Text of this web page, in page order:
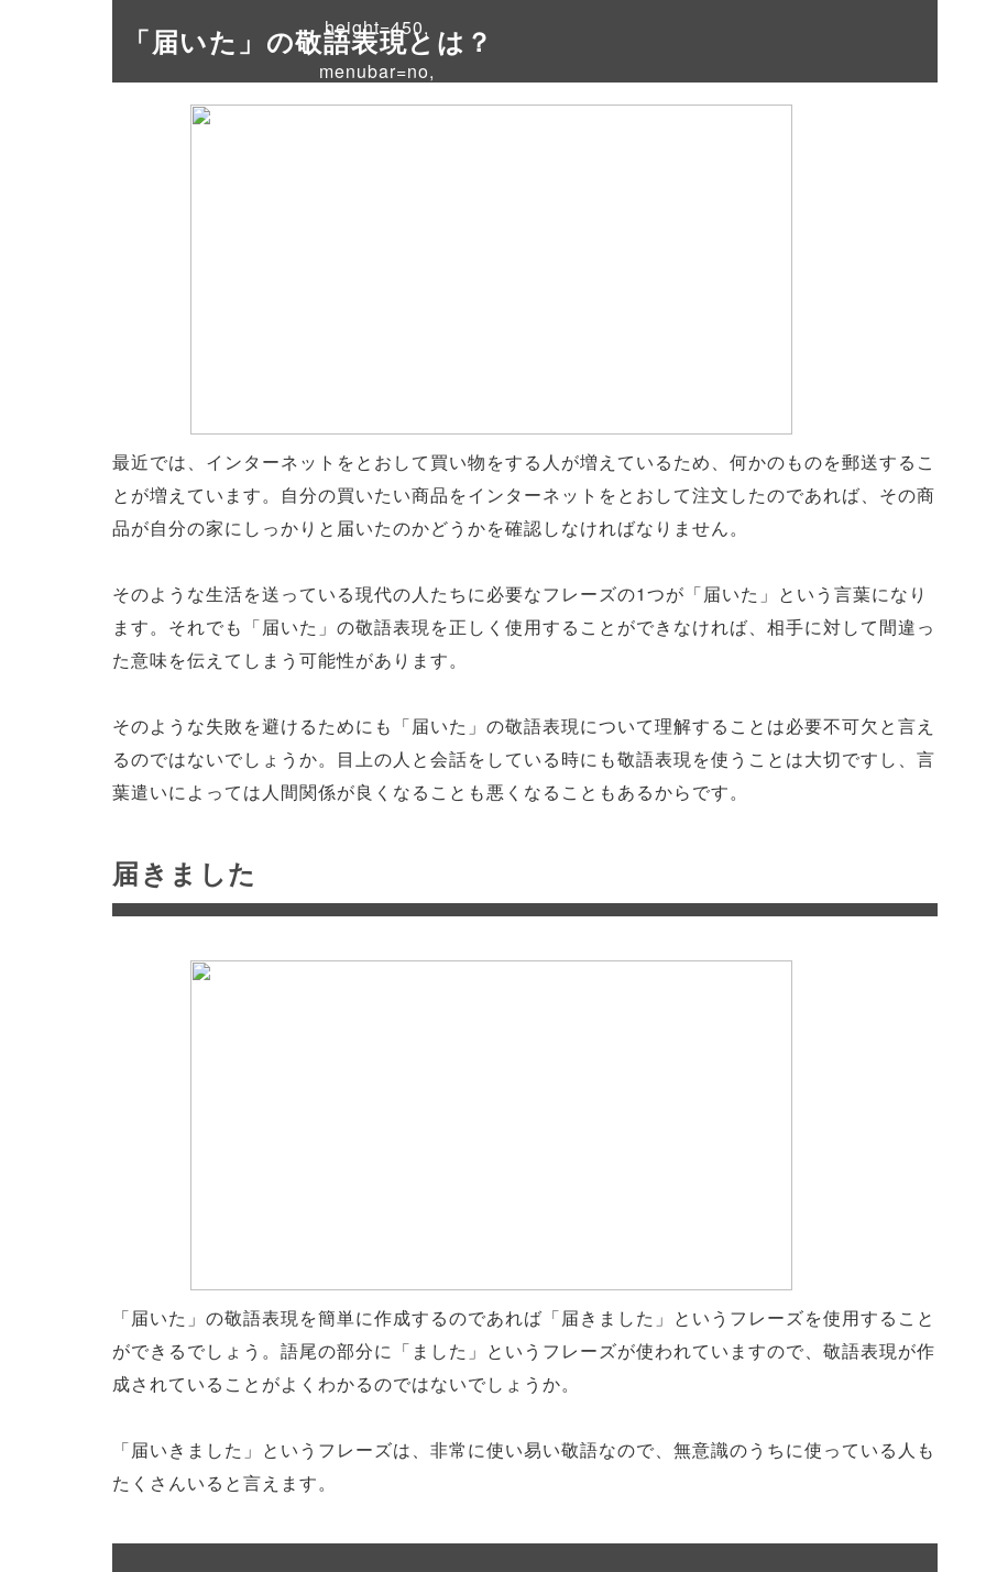
height=450,
menubar=no,
「届いた」の敬語表現とは？
最近では、インターネットをとおして買い物をする人が増えているため、何かのものを郵送するこ
とが増えています。自分の買いたい商品をインターネットをとおして注文したのであれば、その商
品が自分の家にしっかりと届いたのかどうかを確認しなければなりません。
そのような生活を送っている現代の人たちに必要なフレーズの1つが「届いた」という言葉になり
ます。それでも「届いた」の敬語表現を正しく使用することができなければ、相手に対して間違っ
た意味を伝えてしまう可能性があります。
そのような失敗を避けるためにも「届いた」の敬語表現について理解することは必要不可欠と言え
るのではないでしょうか。目上の人と会話をしている時にも敬語表現を使うことは大切ですし、言
葉遣いによっては人間関係が良くなることも悪くなることもあるからです。
届きました
「届いた」の敬語表現を簡単に作成するのであれば「届きました」というフレーズを使用すること
ができるでしょう。語尾の部分に「ました」というフレーズが使われていますので、敬語表現が作
成されていることがよくわかるのではないでしょうか。
「届いきました」というフレーズは、非常に使い易い敬語なので、無意識のうちに使っている人も
たくさんいると言えます。